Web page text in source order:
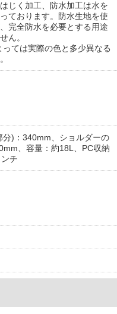
じく加工、防水加工は水を
ております。防水生地を使
完全防水を必要とする用途
ん。
ては実際の色と多少異なる
分)：340mm、ショルダーの
、容量：約18L、PC収納
チ